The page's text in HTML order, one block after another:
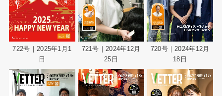
722号｜2025年1月1
日
721号｜2024年12月
25日
720号｜2024年12月
18日